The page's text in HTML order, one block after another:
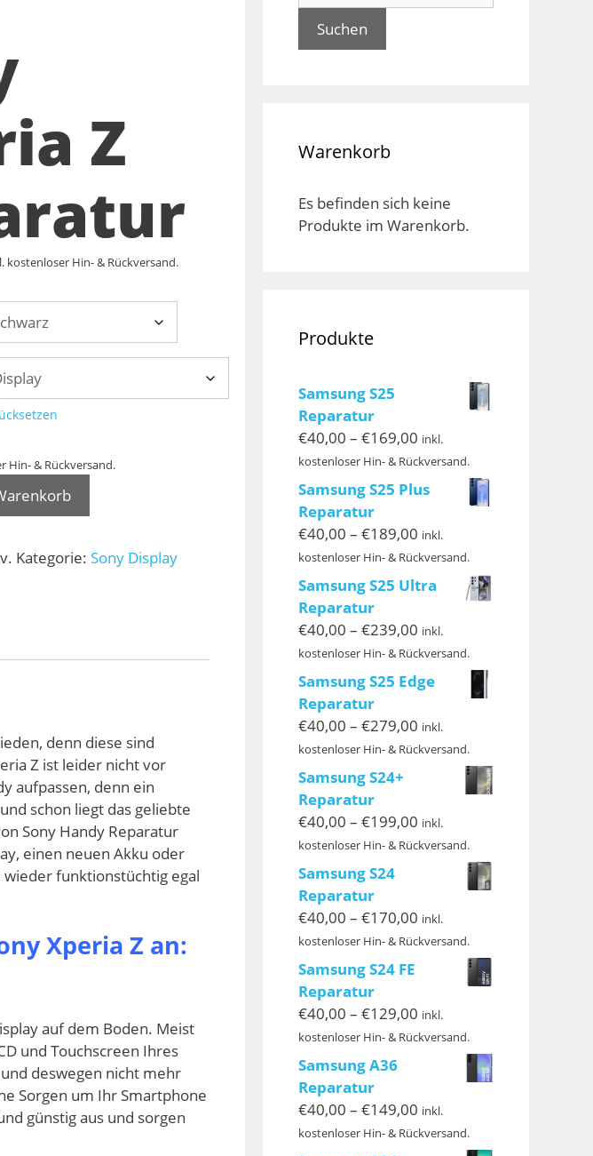
Z
kostenloser Hin- & Rückversand.
Hin- & Rückversand.
Kategorie: Sony Display
denn diese sind
Z ist leider nicht vor
aufpassen, denn ein
schon liegt das geliebte
Sony Handy Reparatur
einen neuen Akku oder
funktionstüchtig egal
Xperia Z an:
auf dem Boden. Meist
und Touchscreen Ihres
deswegen nicht mehr
Sorgen um Ihr Smartphone
günstig aus und sorgen
Suchen
Warenkorb
Es befinden sich keine
Produkte im Warenkorb.
Produkte
Samsung S25
Reparatur
€40,00 – €169,00 Preisspanne:
€40,00
€169,00
inkl.
kostenloser Hin- & Rückversand.
Samsung S25 Plus
Reparatur
€40,00 – €189,00 Preisspanne:
€40,00
bis
€189,00
inkl.
kostenloser Hin- & Rückversand.
Samsung S25 Ultra
Reparatur
€40,00 – €239,00 Preisspanne:
€40,00
€239,00
inkl.
kostenloser Hin- & Rückversand.
Samsung S25 Edge
Reparatur
€40,00 – €279,00 Preisspanne:
€40,00
€279,00
inkl.
kostenloser Hin- & Rückversand.
Samsung S24+
Reparatur
€40,00 – €199,00 Preisspanne:
€40,00
€199,00
inkl.
kostenloser Hin- & Rückversand.
Samsung S24
Reparatur
€40,00 – €170,00 Preisspanne:
€40,00
€170,00
inkl.
kostenloser Hin- & Rückversand.
Samsung S24 FE
Reparatur
€40,00 – €129,00 Preisspanne:
€40,00
€129,00
inkl.
kostenloser Hin- & Rückversand.
Samsung A36
Reparatur
€40,00 – €149,00 Preisspanne:
€40,00
inkl.
kostenloser Hin- & Rückversand.